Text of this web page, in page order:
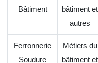
Bâtiment
bâtiment et
autres
Ferronnerie
Soudure
Métiers du
bâtiment et